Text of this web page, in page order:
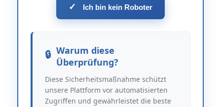
✓ Ich bin kein Roboter
Warum diese
Überprüfung?
Diese Sicherheitsmaßnahme schützt
unsere Plattform vor automatisierten
Zugriffen und gewährleistet die beste